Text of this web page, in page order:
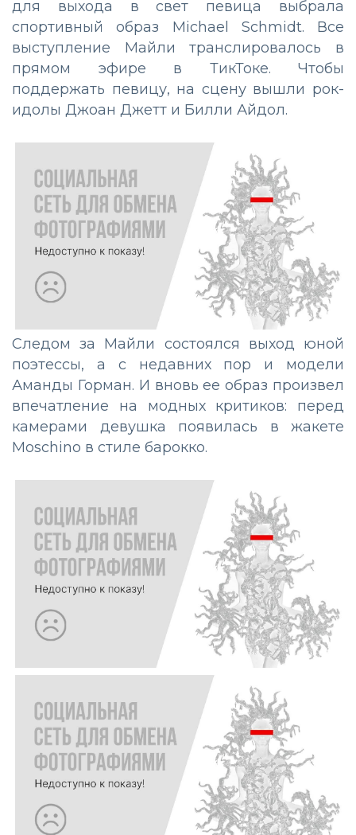
для выхода в свет певица выбрала
спортивный образ Michael Schmidt. Все
выступление Майли транслировалось в
прямом эфире в ТикТоке. Чтобы
поддержать певицу, на сцену вышли рок-
идолы Джоан Джетт и Билли Айдол.
Следом за Майли состоялся выход юной
поэтессы, а с недавних пор и модели
Аманды Горман. И вновь ее образ произвел
впечатление на модных критиков: перед
камерами девушка появилась в жакете
Moschino в стиле барокко.